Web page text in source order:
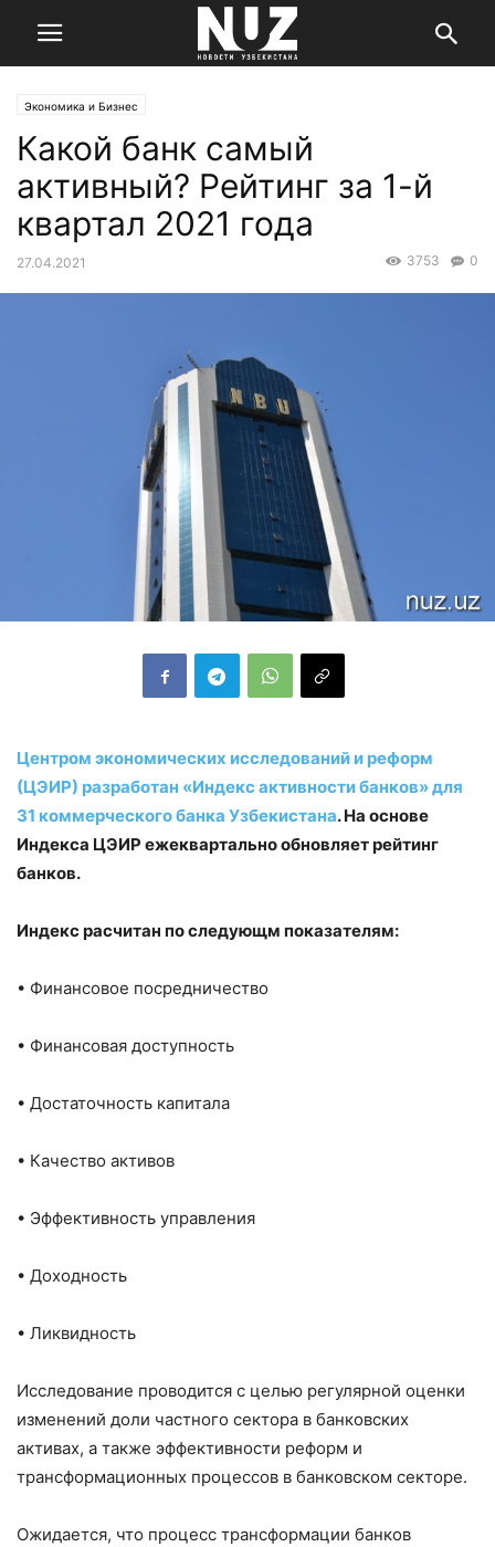
Экономика и Бизнес
Какой банк самый
активный? Рейтинг за 1-й
квартал 2021 года
27.04.2021 0
3753
Центром экономических исследований и реформ
(ЦЭИР) разработан «Индекс активности банков» для
31 коммерческого банка Узбекистана. На основе
Индекса ЦЭИР ежеквартально обновляет рейтинг
банков.
Индекс расчитан по следующм показателям:
• Финансовое посредничество
• Финансовая доступность
• Достаточность капитала
• Качество активов
• Эффективность управления
• Доходность
• Ликвидность
Исследование проводится с целью регулярной оценки
изменений доли частного сектора в банковских
активах, а также эффективности реформ и
трансформационных процессов в банковском секторе.
Ожидается, что процесс трансформации банков